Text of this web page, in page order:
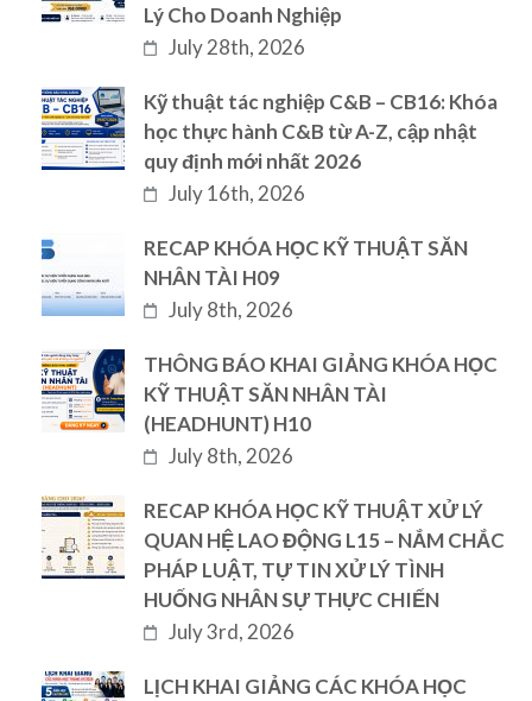
Lý Cho Doanh Nghiệp
July 28th, 2026
Kỹ thuật tác nghiệp C&B – CB16: Khóa
học thực hành C&B từ A-Z, cập nhật
quy định mới nhất 2026
July 16th, 2026
RECAP KHÓA HỌC KỸ THUẬT SĂN
NHÂN TÀI H09
July 8th, 2026
THÔNG BÁO KHAI GIẢNG KHÓA HỌC
KỸ THUẬT SĂN NHÂN TÀI
(HEADHUNT) H10
July 8th, 2026
RECAP KHÓA HỌC KỸ THUẬT XỬ LÝ
QUAN HỆ LAO ĐỘNG L15 – NẮM CHẮC
PHÁP LUẬT, TỰ TIN XỬ LÝ TÌNH
HUỐNG NHÂN SỰ THỰC CHIẾN
July 3rd, 2026
LỊCH KHAI GIẢNG CÁC KHÓA HỌC